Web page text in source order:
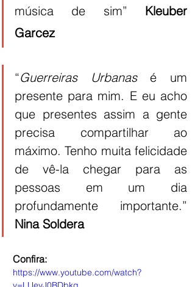
música de sim” Kleuber
Garcez
“Guerreiras Urbanas é um
presente para mim. E eu acho
que presentes assim a gente
precisa compartilhar ao
máximo. Tenho muita felicidade
de vê-la chegar para as
pessoas em um dia
Nina Soldera
Confira:
https://www.youtube.com/watch?